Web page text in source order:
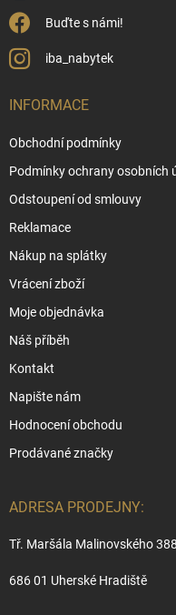
Buďte s námi!
iba_nabytek
INFORMACE
Obchodní podmínky
Podmínky ochrany osobních
Odstoupení od smlouvy
Reklamace
Nákup na splátky
Vrácení zboží
Moje objednávka
Náš příběh
Kontakt
Napište nám
Hodnocení obchodu
Prodávané značky
ADRESA PRODEJNY:
Tř. Maršála Malinovského 388
686 01 Uherské Hradiště